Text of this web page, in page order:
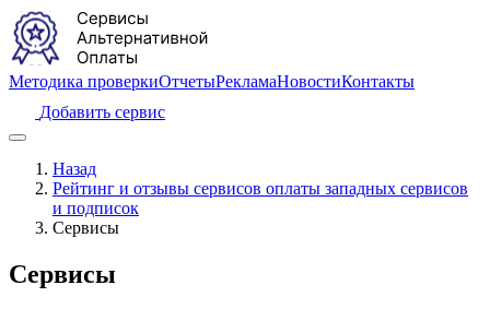
Методика проверкиОтчетыРекламаНовостиКонтакты
Добавить сервис
Назад
Рейтинг и отзывы сервисов оплаты западных сервисов
и подписок
Сервисы
Сервисы